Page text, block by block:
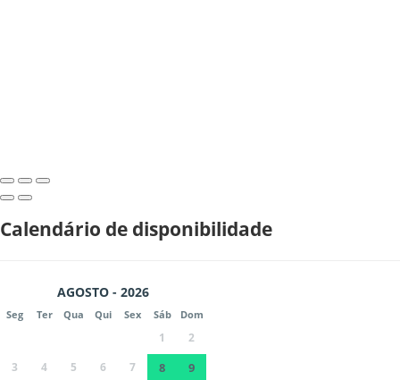
Calendário de disponibilidade
AGOSTO - 2026
Seg Ter Qua Qui Sex Sáb Dom
1
2
3
4 5 6 7 8
9